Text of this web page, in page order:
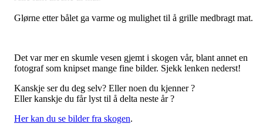
Glørne etter bålet ga varme og mulighet til å grille medbragt mat.
Det var mer en skumle vesen gjemt i skogen vår, blant annet en
fotograf som knipset mange fine bilder. Sjekk lenken nederst!
Kanskje ser du deg selv? Eller noen du kjenner ?
Eller kanskje du får lyst til å delta neste år ?
Her kan du se bilder fra skogen.